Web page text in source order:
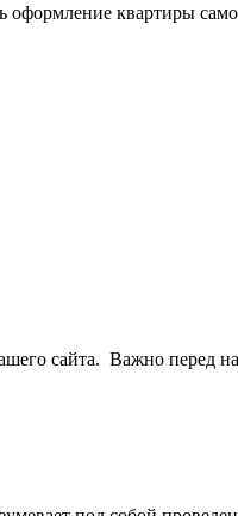
оформление квартиры
сайта. Важно перед